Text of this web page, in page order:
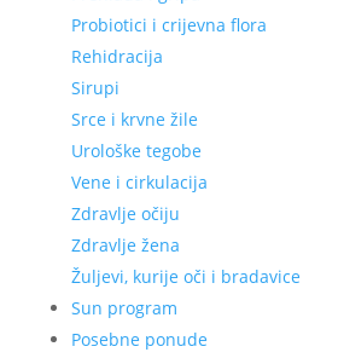
Probiotici i crijevna flora
Rehidracija
Sirupi
Srce i krvne žile
Urološke tegobe
Vene i cirkulacija
Zdravlje očiju
Zdravlje žena
Žuljevi, kurije oči i bradavice
Sun program
Posebne ponude